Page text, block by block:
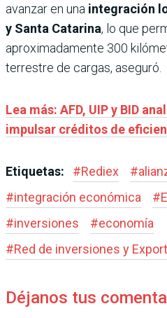
avanzar en una integración
y Santa Catarina, lo que
aproximadamente 300
terrestre de cargas, aseguró.
Lea más: AFD, UIP y BID
impulsar créditos de
Etiquetas: #Rediex #
#integración económica #
#inversiones #economía
#Red de inversiones y
Déjanos tus